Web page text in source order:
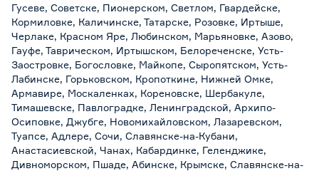
Гусеве, Советске, Пионерском, Светлом, Гвардейске,
Кормиловке, Каличинске, Татарске, Розовке, Иртыше,
Черлаке, Красном Яре, Любинском, Марьяновке, Азово,
Гауфе, Таврическом, Иртышском, Белореченске, Усть-
Заостровке, Богословке, Майкопе, Сыропятском, Усть-
Лабинске, Горьковском, Кропоткине, Нижней Омке,
Армавире, Москаленках, Кореновске, Шербакуле,
Тимашевске, Павлоградке, Ленинградской, Архипо-
Осиповке, Джубге, Новомихайловском, Лазаревском,
Туапсе, Адлере, Сочи, Славянске-на-Кубани,
Анастасиевской, Чанах, Кабардинке, Геленджике,
Дивноморском, Пшаде, Абинске, Крымске, Славянске-на-